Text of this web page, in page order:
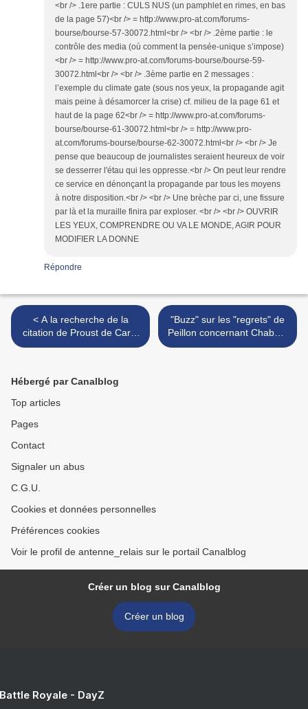
<br /> .1ere partie : CULS NUS (un pamphlet en rimes, en bas
de la page 57)<br /> = http://www.pro-at.com/forums-
bourse/bourse-57-30072.html<br /> <br /> .2ème partie : le
contrôle des media (où comment la pensée-unique s’impose)
<br /> = http://www.pro-at.com/forums-bourse/bourse-59-
30072.html<br /> <br /> .3ème partie en 2 messages :
l’exemple du climate gate (sous nos yeux, la propagande agit
mais peine à désamorcer la crise) cf. milieu de la page 61 et
haut de la page 62<br /> = http://www.pro-at.com/forums-
bourse/bourse-61-30072.html<br /> = http://www.pro-
at.com/forums-bourse/bourse-62-30072.html<br /> <br /> Je
pense que beaucoup de journalistes seraient heureux de voir
se desserrer l'étau qui les oppresse.<br /> On peut leur rendre
ce service en dénonçant la propagande par tous les moyens
à notre disposition.<br /> <br /> Une brèche par ci, une fissure
par là et la muraille finira par exploser. <br /> <br /> OUVRIR
LES YEUX, COMPRENDRE OU VA LE MONDE, AGIR POUR
MODIFIER LA DONNE
Répondre
< A la recherche de la
citation de Proust de Carla
Bruni
"Buzz" sur les "regrets" de
Peillon concernant Chabot :
analyse d'une
Hébergé par Canalblog
Top articles
Pages
Contact
Signaler un abus
C.G.U.
Cookies et données personnelles
Préférences cookies
Voir le profil de antenne_relais sur le portail Canalblog
Créer un blog sur Canalblog
Créer un blog
Royale - DayZ